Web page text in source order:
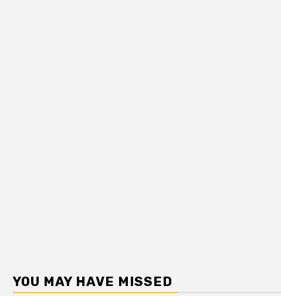
YOU MAY HAVE MISSED